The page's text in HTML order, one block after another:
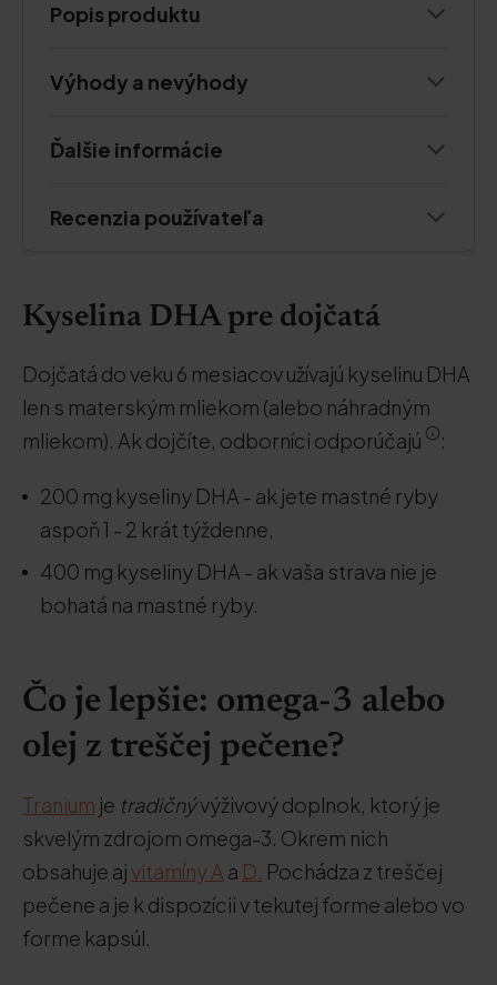
Popis produktu
Výhody a nevýhody
Ďalšie informácie
Recenzia používateľa
Kyselina DHA pre dojčatá
Dojčatá do veku 6 mesiacov užívajú kyselinu DHA
len s materským mliekom (alebo náhradným
mliekom). Ak dojčíte, odborníci odporúčajú
:
200 mg kyseliny DHA - ak jete mastné ryby
aspoň 1 - 2 krát týždenne,
400 mg kyseliny DHA - ak vaša strava nie je
bohatá na mastné ryby.
Čo je lepšie: omega-3 alebo
olej z treščej pečene?
Tranium je tradičnývýživový doplnok, ktorý je
skvelým zdrojom omega-3. Okrem nich
obsahuje aj vitamíny A a D. Pochádza z treščej
pečene a je k dispozícii v tekutej forme alebo vo
forme kapsúl.